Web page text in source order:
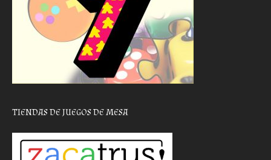
TIENDAS DE JUEGOS DE MESA